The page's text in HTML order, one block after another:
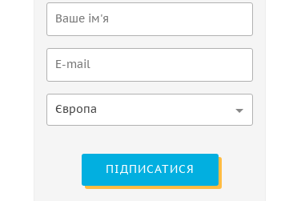
Європа
ПІДПИСАТИСЯ